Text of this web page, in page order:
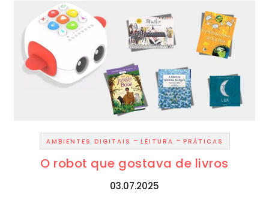
AMBIENTES DIGITAIS - LEITURA - PRÁTICAS
O robot que gostava de livros
03.07.2025